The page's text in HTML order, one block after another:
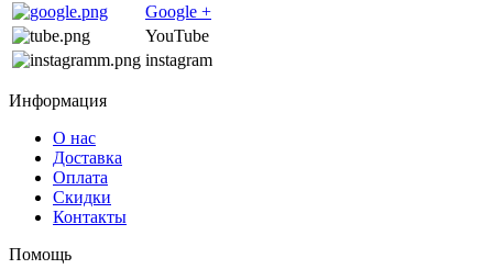
Google +
YouTube
instagram
Информация
О нас
Доставка
Оплата
Скидки
Контакты
Помощь